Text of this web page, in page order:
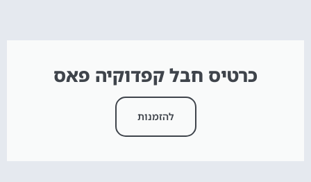
כרטיס חבל קפדוקיה פאס
להזמנות